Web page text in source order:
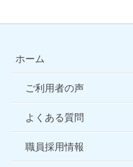
ホーム
ご利用者の声
よくある質問
職員採用情報